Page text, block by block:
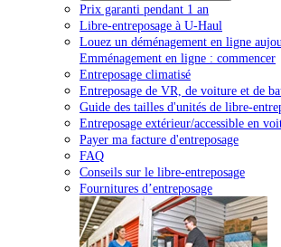
Prix garanti pendant 1 an
Libre-entreposage à U-Haul
Louez un déménagement en ligne
Emménagement en ligne : commencer
Entreposage climatisé
Entreposage de VR, de voiture et de
Guide des tailles d'unités de libre-
Entreposage extérieur/accessible en
Payer ma facture d'entreposage
FAQ
Conseils sur le libre-entreposage
Fournitures d’entreposage